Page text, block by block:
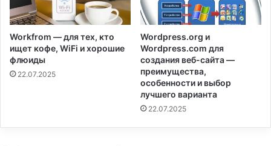
Workfrom — для тех, кто
ищет кофе, WiFi и хорошие
флюиды
22.07.2025
Wordpress.org и
Wordpress.com для
создания веб-сайта —
преимущества,
особенности и выбор
лучшего варианта
22.07.2025